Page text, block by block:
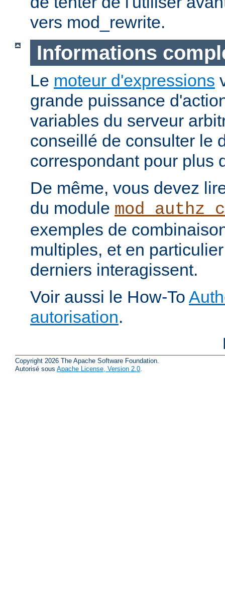
vers mod_rewrite.
Informations
Le moteur d'expressions
grande puissance
variables du serveur
conseillé de consulter le
correspondant pour plus
De même, vous devez
du module
exemples de
multiples, et en
derniers interagissent.
Voir aussi le How-To
autorisation.
Copyright 2026 The Apache Software Foundation.
Autorisé sous Apache License, Version 2.0